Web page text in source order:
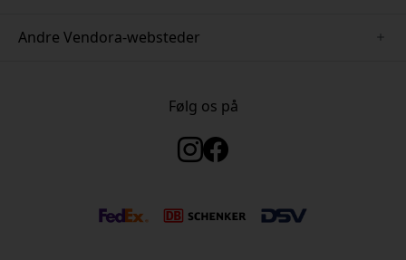
Andre Vendora-websteder
Følg os på